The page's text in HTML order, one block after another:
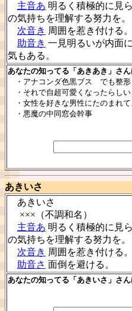
主音あ 明るく積極的に見
の気持ちを理解する努力を。
次音き 周囲を惹き付ける。
助音き 一見明るいが内面
気もある。
あなたの知ってる「あきあき」さ
・アナコンダ色黒ブス でも整形
・それで自超可愛くなったらしい
・女性を好きな男性にたのまれ
・悪魔の中同窓会幹事
あきいさ
あきいさ
×××（不調和名）
主音あ 明るく積極的に見
の気持ちを理解する努力を。
次音き 周囲を惹き付ける。
助音さ 面倒を避ける。
あなたの知ってる「あきいさ」さ